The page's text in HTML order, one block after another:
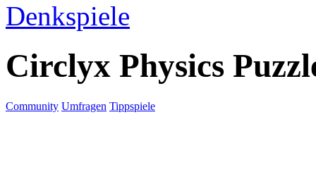
Denkspiele
Circlyx Physics
Community Umfragen Tippspiele